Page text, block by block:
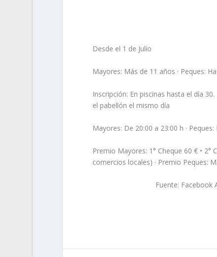
Desde el 1 de Julio
Mayores: Más de 11 años · Peques:
Inscripción: En piscinas hasta el día
el pabellón el mismo día
Mayores: De 20:00 a 23:00 h ·
Premio Mayores: 1° Cheque 60 € • 2°
comercios locales) · Premio Peques:
Fuente: